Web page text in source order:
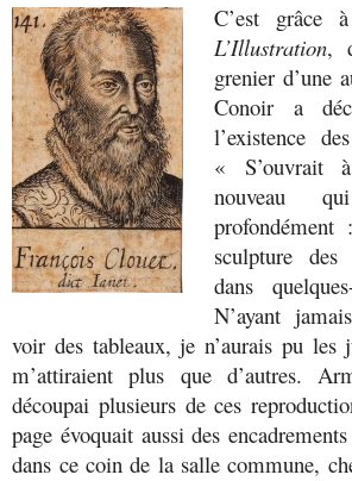
C’est grâce
L’Illustration,
grenier d’une
Conoir a
l’existence
« S’ouvrait
nouveau
sculpture des
dans
N’ayant
voir des tableaux, je n’aurais pu les
m’attiraient plus que d’autres.
découpai plusieurs de ces
page évoquait aussi des
dans ce coin de la salle commune,